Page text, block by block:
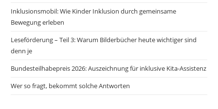
Inklusionsmobil: Wie Kinder Inklusion durch gemeinsame
Bewegung erleben
Leseförderung – Teil 3: Warum Bilderbücher heute wichtiger sind
denn je
Bundesteilhabepreis 2026: Auszeichnung für inklusive Kita-Assistenz
Wer so fragt, bekommt solche Antworten